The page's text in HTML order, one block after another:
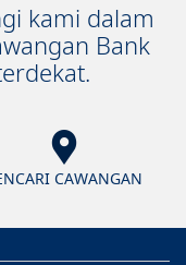
kami dalam
Bank
CAWANGAN